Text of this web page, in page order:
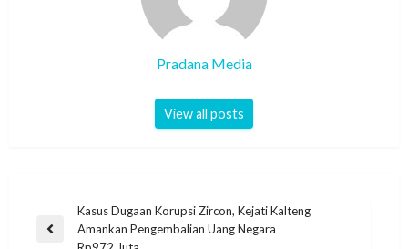
Pradana Media
View all posts
Kasus Dugaan Korupsi Zircon, Kejati Kalteng
Amankan Pengembalian Uang Negara